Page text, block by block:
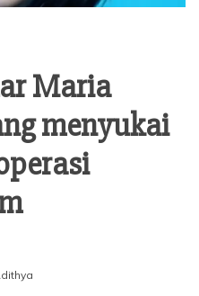
Maria
menyukai